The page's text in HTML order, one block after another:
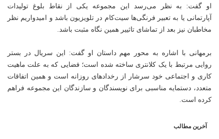
او گفت: به نظر می‌رسد این مجموعه یکی از نقاط بلوغ تولیدات
آپارتمانی یا به تعبیر فرنگی‌ها سیت‌کام در تلویزیون باشد و امیدواریم نظر
مخاطبان نیز بعد از تماشای تاثییر همین نگاه مثبت باشد.
برمهانی با اشاره به محور مهم داستان او گفت: این سریال در بستر
روایی مرتبط با یک کلانتری ساخته شده است؛ فضایی که به علت ماهیت
کاری و اجتماعی خود سرشار از رخدادهای روزانه است و همین اتفاقات
متعدد، دستمایه مناسبی برای نویسندگان و سازندگان این مجموعه فراهم
کرده است.
آخرین مطالب